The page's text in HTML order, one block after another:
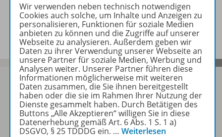
Benachrichtigungs-Service
Sofort profitieren
Wir verwenden neben technisch notwendigen
Cookies auch solche, um Inhalte und Anzeigen zu
personalisieren, Funktionen für soziale Medien
anbieten zu können und die Zugriffe auf unserer
Webseite zu analysieren. Außerdem geben wir
Daten zu ihrer Verwendung unserer Webseite an
unsere Partner für soziale Medien, Werbung und
Analysen weiter. Unserer Partner führen diese
Informationen möglicherweise mit weiteren
Daten zusammen, die Sie ihnen bereitgestellt
haben oder die sie im Rahmen Ihrer Nutzung der
Dienste gesammelt haben. Durch Betätigen des
Buttons „Alle Akzeptieren“ willigen Sie in diese
Datenerhebung gemäß Art. 6 Abs. 1 S. 1 a)
DSGVO, § 25 TDDDG ein. … Weiterlesen